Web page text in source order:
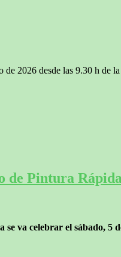
2026 desde las 9.30 h de
de Pintura Rápida
va celebrar el sábado, 5